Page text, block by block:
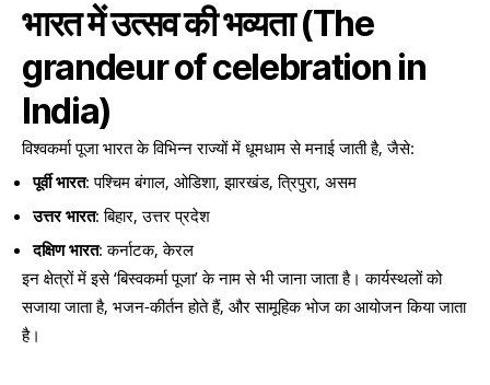
भारत में उत्सव की भव्यता(The
grandeur of celebration in
India)
विश्वकर्मा पूजा भारत के विभिन्न राज्यों में धूमधाम से मनाई जाती है, जैसे:
पूर्वी भारत: पश्चिम बंगाल, ओडिशा, झारखंड, त्रिपुरा, असम
उत्तर भारत: बिहार, उत्तर प्रदेश
दक्षिण भारत: कर्नाटक, केरल
इन क्षेत्रों में इसे ‘बिस्वकर्मा पूजा’ के नाम से भी जाना जाता है। कार्यस्थलों को
सजाया जाता है, भजन-कीर्तन होते हैं, और सामूहिक भोज का आयोजन किया जाता
है।